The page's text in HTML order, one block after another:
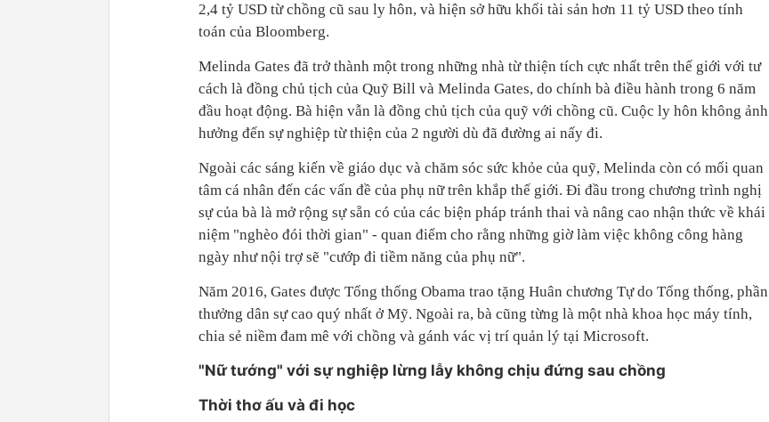
2,4 tỷ USD từ chồng cũ sau ly hôn, và hiện sở hữu khối tài sản hơn 11 tỷ USD theo tính
toán của Bloomberg.
Melinda Gates đã trở thành một trong những nhà từ thiện tích cực nhất trên thế giới với tư
cách là đồng chủ tịch của Quỹ Bill và Melinda Gates, do chính bà điều hành trong 6 năm
đầu hoạt động. Bà hiện vẫn là đồng chủ tịch của quỹ với chồng cũ. Cuộc ly hôn không ảnh
hưởng đến sự nghiệp từ thiện của 2 người dù đã đường ai nấy đi.
Ngoài các sáng kiến về giáo dục và chăm sóc sức khỏe của quỹ, Melinda còn có mối quan
tâm cá nhân đến các vấn đề của phụ nữ trên khắp thế giới. Đi đầu trong chương trình nghị
sự của bà là mở rộng sự sẵn có của các biện pháp tránh thai và nâng cao nhận thức về khái
niệm "nghèo đói thời gian" - quan điểm cho rằng những giờ làm việc không công hàng
ngày như nội trợ sẽ "cướp đi tiềm năng của phụ nữ".
Năm 2016, Gates được Tổng thống Obama trao tặng Huân chương Tự do Tổng thống, phần
thưởng dân sự cao quý nhất ở Mỹ. Ngoài ra, bà cũng từng là một nhà khoa học máy tính,
chia sẻ niềm đam mê với chồng và gánh vác vị trí quản lý tại Microsoft.
"Nữ tướng" với sự nghiệp lừng lẫy không chịu đứng sau chồng
Thời thơ ấu và đi học